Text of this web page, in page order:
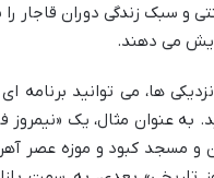
و سبک زندگی دوران قاجار را
می دهند.
ها، می توانید برنامه ای
به عنوان مثال، یک «نیمروز
و مسجد کبود و موزه عصر